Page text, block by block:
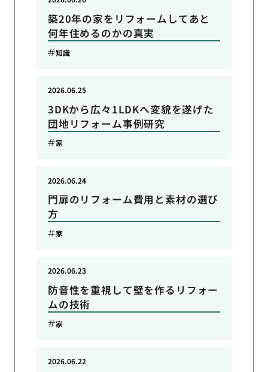
築20年の家をリフォームしてあと
何年住めるのかの真実
知識
3DKから広々1LDKへ変貌を遂げた
団地リフォーム事例研究
2026.06.25
家
門扉のリフォーム費用と素材の選び
方
2026.06.24
家
防音性を重視して壁を作るリフォー
ムの技術
2026.06.23
家
2026.06.22